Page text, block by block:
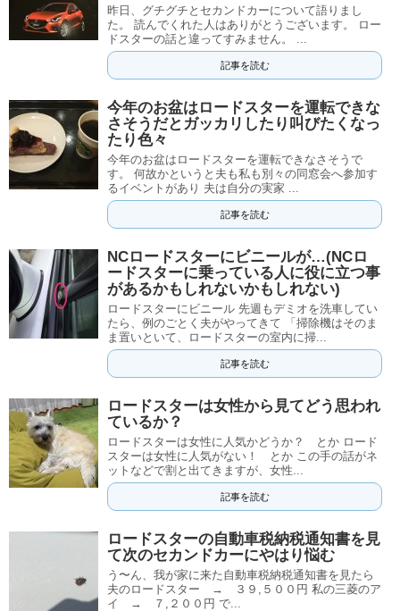
昨日、グチグチとセカンドカーについて語りまし
た。 読んでくれた人はありがとうございます。 ロー
ドスターの話と違ってすみません。 ...
記事を読む
今年のお盆はロードスターを運転できな
さそうだとガッカリしたり叫びたくなっ
たり色々
今年のお盆はロードスターを運転できなさそうで
す。 何故かというと夫も私も別々の同窓会へ参加す
るイベントがあり 夫は自分の実家 ...
記事を読む
NCロードスターにビニールが…(NCロ
ードスターに乗っている人に役に立つ事
があるかもしれないかもしれない)
ロードスターにビニール 先週もデミオを洗車してい
たら、例のごとく夫がやってきて 「掃除機はそのま
ま置いといて、ロードスターの室内に掃...
記事を読む
ロードスターは女性から見てどう思われ
ているか？
ロードスターは女性に人気かどうか？ とか ロード
スターは女性に人気がない！ とか この手の話がネ
ットなどで割と出てきますが、女性...
記事を読む
ロードスターの自動車税納税通知書を見
て次のセカンドカーにやはり悩む
う〜ん、我が家に来た自動車税納税通知書を見たら
夫のロードスター → ３９,５００円 私の三菱のア
イ → ７,２００円 で...